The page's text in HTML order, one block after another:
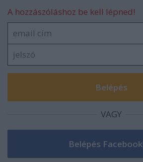
A hozzászóláshoz be kell lépned!
VAGY